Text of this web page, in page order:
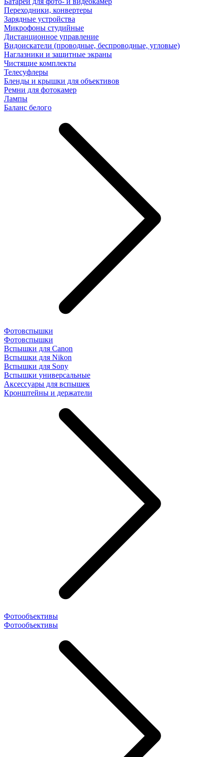
Переходники, конвертеры
Зарядные устройства
Микрофоны студийные
Дистанционное управление
Видоискатели (проводные, беспроводные, угловые)
Наглазники и защитные экраны
Чистящие комплекты
Телесуфлеры
Бленды и крышки для объективов
Ремни для фотокамер
Лампы
Баланс белого
Фотовспышки
Фотовспышки
Вспышки для Canon
Вспышки для Nikon
Вспышки для Sony
Вспышки универсальные
Аксесcуары для вспышек
Кронштейны и держатели
Фотообъективы
Фотообъективы